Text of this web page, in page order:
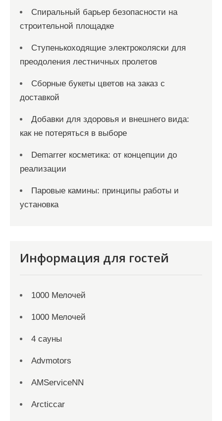
Спиральный барьер безопасности на
строительной площадке
Ступенькоходящие электроколяски для
преодоления лестничных пролетов
Сборные букеты цветов на заказ с
доставкой
Добавки для здоровья и внешнего вида:
как не потеряться в выборе
Demarrer косметика: от концепции до
реализации
Паровые камины: принципы работы и
установка
Информация для гостей
1000 Мелочей
1000 Мелочей
4 сауны
Advmotors
AMServiceNN
Arcticcar